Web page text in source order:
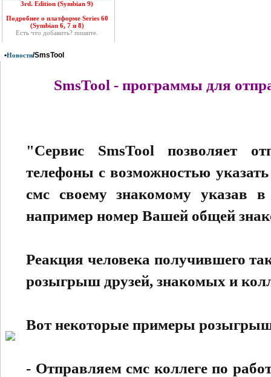
3rd. Edition (Symbian 9)
Подробнее о платформе Series 60
(Symbian 6, 7 и 8)
Есть что добавить? пишите.
•Новости/SmsTool
SmsTool - программы для
"Сервис SmsTool позволяет
телефоны с возможностью
смс своему знакомому указав
например номер Вашей общей
Реакция человека получившего
розыгрыш друзей, знакомых и
Вот некоторые примеры
- Отправляем смс коллеге по